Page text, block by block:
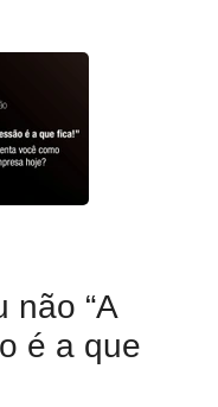
não “A
é a que